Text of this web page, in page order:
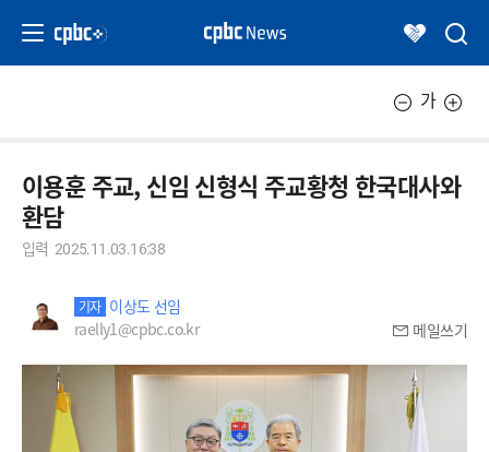
가
이용훈 주교, 신임 신형식 주교황청 한국대사와
환담
입력 2025.11.03.16:38
기자 이상도 선임
raelly1@cpbc.co.kr
메일쓰기